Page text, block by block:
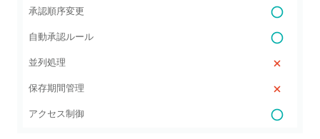
承認順序変更
自動承認ルール
並列処理
保存期間管理
アクセス制御